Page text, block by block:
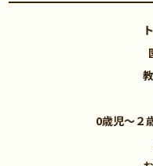
0歳児～２